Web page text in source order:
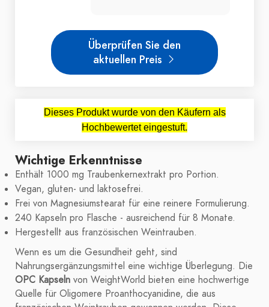
Überprüfen Sie den
aktuellen Preis
Dieses Produkt wurde von den Käufern als
Hochbewertet eingestuft.
Wichtige Erkenntnisse
Enthält 1000 mg Traubenkernextrakt pro Portion.
Vegan, gluten- und laktosefrei.
Frei von Magnesiumstearat für eine reinere Formulierung.
240 Kapseln pro Flasche - ausreichend für 8 Monate.
Hergestellt aus französischen Weintrauben.
Wenn es um die Gesundheit geht, sind
Nahrungsergänzungsmittel eine wichtige Überlegung. Die
OPC Kapseln von WeightWorld bieten eine hochwertige
Quelle für Oligomere Proanthocyanidine, die aus